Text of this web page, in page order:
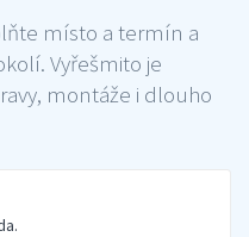
místo a termín a
Vyřešmito je
montáže i dlouho